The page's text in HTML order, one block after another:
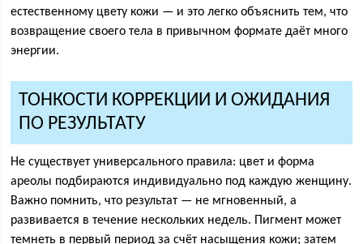
естественному цвету кожи — и это легко объяснить тем, что
возвращение своего тела в привычном формате даёт много
энергии.
ТОНКОСТИ КОРРЕКЦИИ И ОЖИДАНИЯ
ПО РЕЗУЛЬТАТУ
Не существует универсального правила: цвет и форма
ареолы подбираются индивидуально под каждую женщину.
Важно помнить, что результат — не мгновенный, а
развивается в течение нескольких недель. Пигмент может
темнеть в первый период за счёт насыщения кожи; затем